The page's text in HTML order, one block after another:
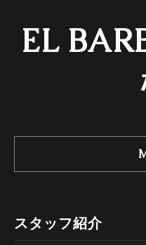
EL
スタッフ紹介